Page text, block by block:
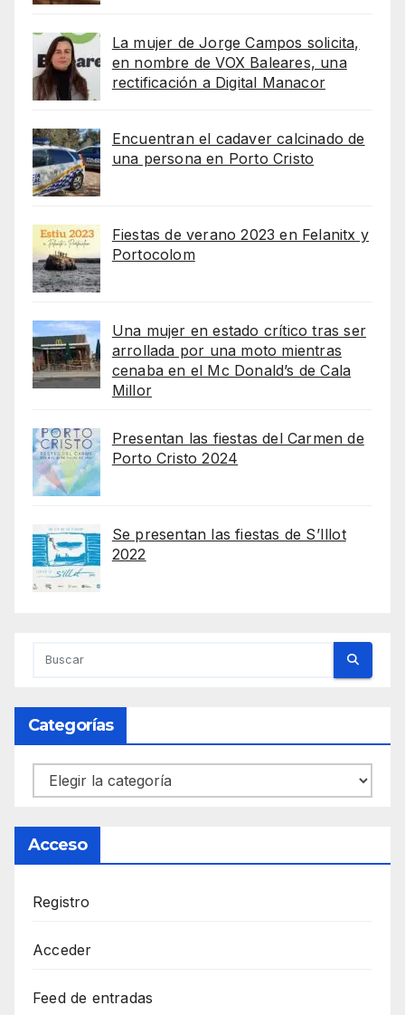
La mujer de Jorge Campos solicita,
en nombre de VOX Baleares, una
rectificación a Digital Manacor
Encuentran el cadaver calcinado de
una persona en Porto Cristo
Fiestas de verano 2023 en Felanitx y
Portocolom
Una mujer en estado crítico tras ser
arrollada por una moto mientras
cenaba en el Mc Donald’s de Cala
Millor
Presentan las fiestas del Carmen de
Porto Cristo 2024
Se presentan las fiestas de S’Illot
2022
Categorías
Categorías
Acceso
Registro
Acceder
Feed de entradas